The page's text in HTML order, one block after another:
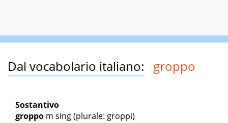
Dal vocabolario italiano: groppo
Sostantivo
groppo m sing(plurale: groppi)